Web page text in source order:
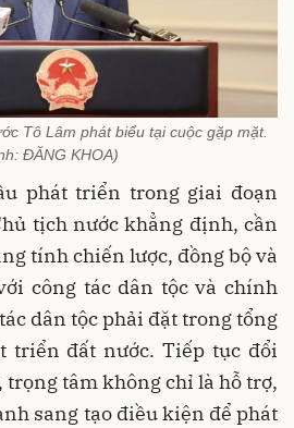
Tô Lâm phát biểu tại cuộc gặp mặt.
ĐĂNG KHOA)
phát triển trong giai đoạn
tịch nước khẳng định, cần
tính chiến lược, đồng bộ và
công tác dân tộc và chính
dân tộc phải đặt trong tổng
triển đất nước. Tiếp tục đổi
trọng tâm không chỉ là hỗ trợ,
sang tạo điều kiện để phát